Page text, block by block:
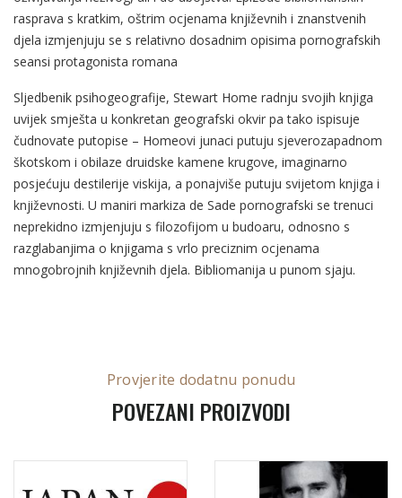
rasprava s kratkim, oštrim ocjenama književnih i znanstvenih
djela izmjenjuju se s relativno dosadnim opisima pornografskih
seansi protagonista romana
Sljedbenik psihogeografije, Stewart Home radnju svojih knjiga
uvijek smješta u konkretan geografski okvir pa tako ispisuje
čudnovate putopise – Homeovi junaci putuju sjeverozapadnom
škotskom i obilaze druidske kamene krugove, imaginarno
posjećuju destilerije viskija, a ponajviše putuju svijetom knjiga i
književnosti. U maniri markiza de Sade pornografski se trenuci
neprekidno izmjenjuju s filozofijom u budoaru, odnosno s
razglabanjima o knjigama s vrlo preciznim ocjenama
mnogobrojnih književnih djela. Bibliomanija u punom sjaju.
Provjerite dodatnu ponudu
POVEZANI PROIZVODI